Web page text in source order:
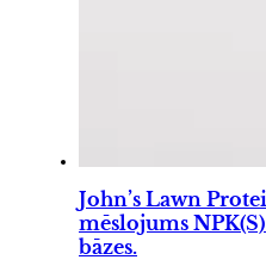
John’s Lawn
mēslojums NPK(S)
bāzes.